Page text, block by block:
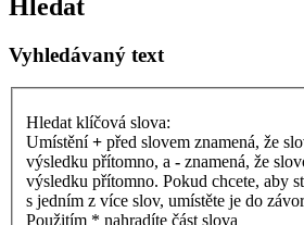
Hledat
Vyhledávaný text
Hledat klíčová slova:
Umístění+ před slovem znamená, že
výsledku přítomno, a - znamená, že
výsledku přítomno. Pokud chcete, aby
s jedním z více slov, umístěte je do
Použitím * nahradíte část slova